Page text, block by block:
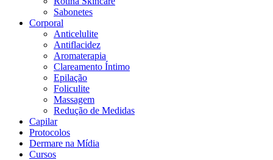
Sabonetes
Corporal
Anticelulite
Antiflacidez
Aromaterapia
Clareamento Íntimo
Epilação
Foliculite
Massagem
Redução de Medidas
Capilar
Protocolos
Dermare na Mídia
Cursos